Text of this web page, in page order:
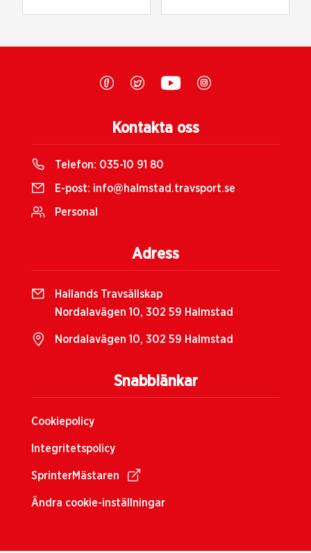
Snabblänkar
Cookiepolicy
Integritetspolicy
SprinterMästaren
Ändra cookie-inställningar
Kontakta oss
Telefon: 035-10 91 80
E-post: info@halmstad.travsport.se
Personal
Adress
Hallands Travsällskap
Nordalavägen 10, 302 59 Halmstad
Nordalavägen 10, 302 59 Halmstad